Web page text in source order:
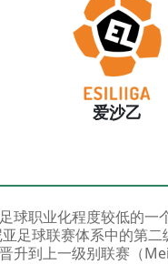
爱沙乙
球职业化程度较低的
足球联赛体系中的第
升到上一级别联赛（